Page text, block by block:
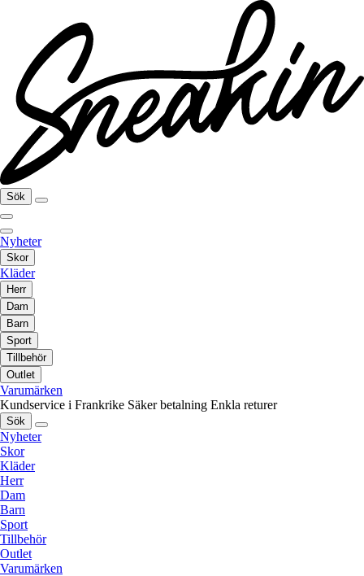
Sök
Nyheter
Skor
Kläder
Herr
Dam
Barn
Sport
Tillbehör
Outlet
Varumärken
Kundservice i Frankrike Säker betalning Enkla returer
Sök
Nyheter
Skor
Kläder
Herr
Dam
Barn
Sport
Tillbehör
Outlet
Varumärken